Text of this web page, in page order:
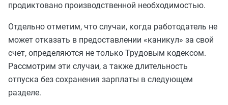
продиктовано производственной необходимостью.
Отдельно отметим, что случаи, когда работодатель не
может отказать в предоставлении «каникул» за свой
счет, определяются не только Трудовым кодексом.
Рассмотрим эти случаи, а также длительность
отпуска без сохранения зарплаты в следующем
разделе.